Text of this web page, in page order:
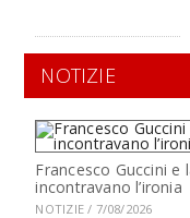
NOTIZIE
Francesco Guccini e
incontravano l’ironia
NOTIZIE / 7/08/2026